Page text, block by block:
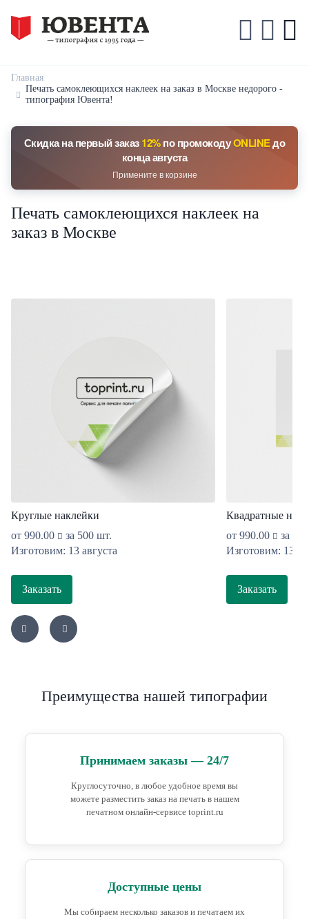
Главная
Печать самоклеющихся наклеек на заказ в Москве недорого -
типография Ювента!
Скидка на первый заказ12%по промокодуONLINEдо
конца августа
Примените в корзине
Печать самоклеющихся наклеек на
заказ в Москве
Круглые наклейки
от 990.00
за 500 шт.
Изготовим: 13 августа
Заказать
Квадратные
от 990.00
за
Изготовим: 13
Заказать
Преимущества нашей типографии
Принимаем заказы — 24/7
Круглосуточно, в любое удобное время вы
можете разместить заказ на печать в нашем
печатном онлайн-сервисе toprint.ru
Доступные цены
Мы собираем несколько заказов и печатаем их